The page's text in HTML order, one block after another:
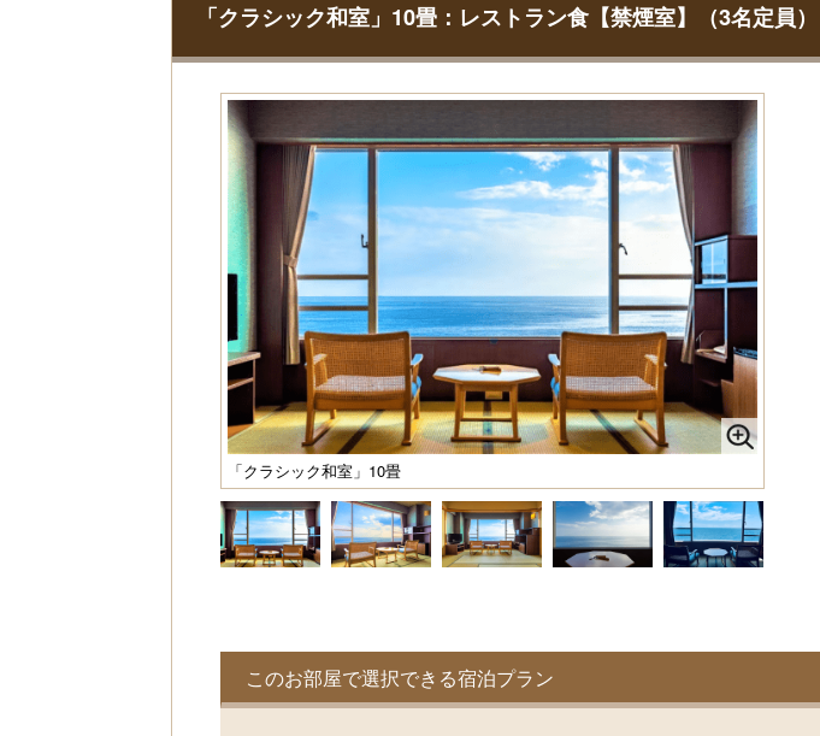
「クラシック和室」10畳：レストラン食【禁煙室】（3名定員）
「クラシック和室」10畳
このお部屋で選択できる宿泊プラン